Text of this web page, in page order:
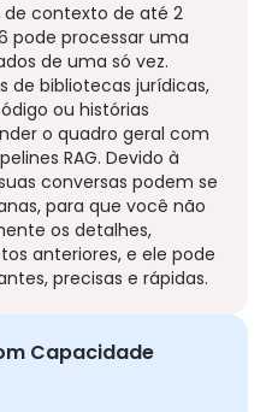
contexto de até 2
pode processar uma
de uma só vez.
de bibliotecas jurídicas,
ou histórias
o quadro geral com
RAG. Devido à
conversas podem se
para que você não
os detalhes,
anteriores, e ele pode
precisas e rápidas.
Capacidade